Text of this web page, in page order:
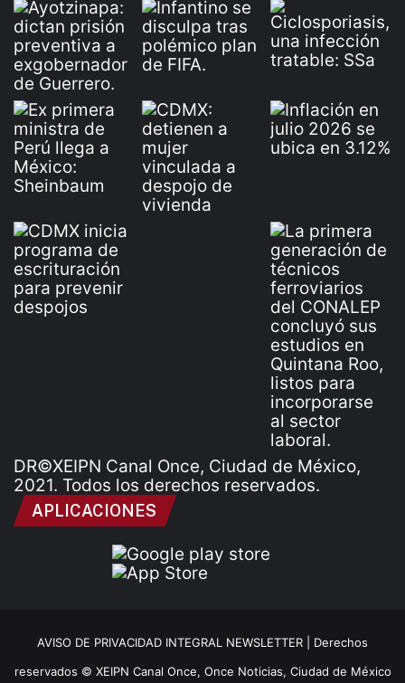
DR©XEIPN Canal Once, Ciudad de México,
2021. Todos los derechos reservados.
APLICACIONES
AVISO DE PRIVACIDAD INTEGRAL NEWSLETTER | Derechos
reservados © XEIPN Canal Once, Once Noticias, Ciudad de México